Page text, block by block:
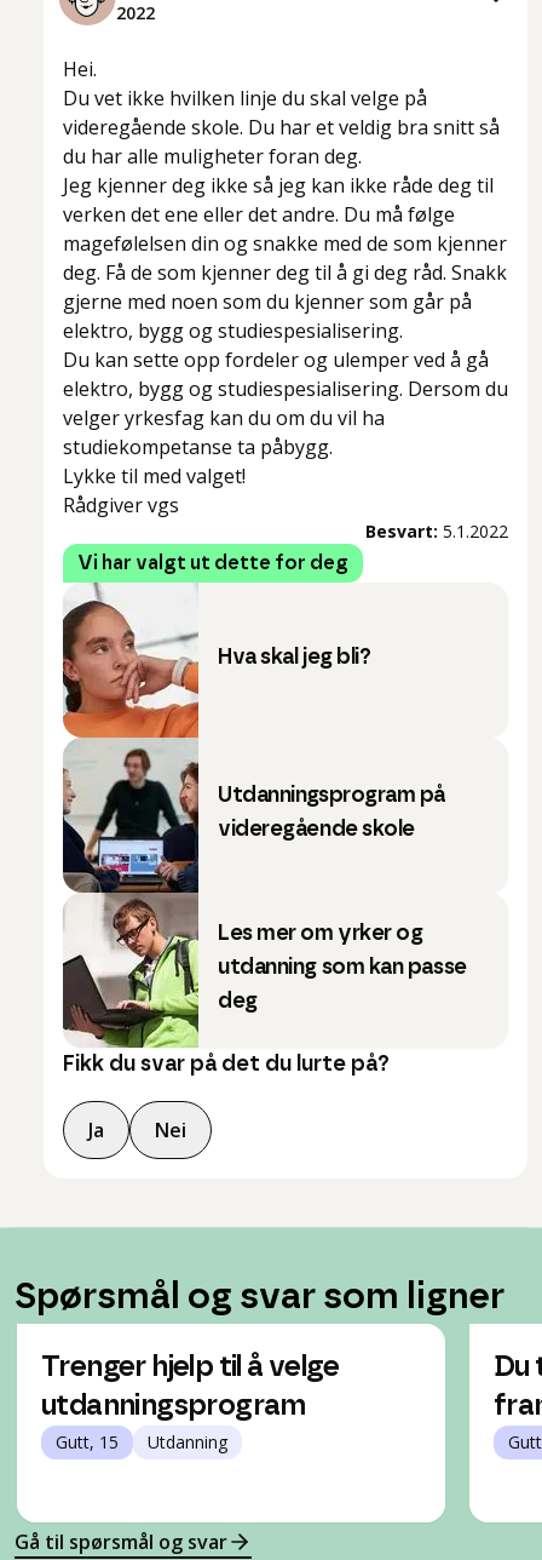
2022
Hei.
Du vet ikke hvilken linje du skal velge på
videregående skole. Du har et veldig bra snitt så
du har alle muligheter foran deg.
Jeg kjenner deg ikke så jeg kan ikke råde deg til
verken det ene eller det andre. Du må følge
magefølelsen din og snakke med de som kjenner
deg. Få de som kjenner deg til å gi deg råd. Snakk
gjerne med noen som du kjenner som går på
elektro, bygg og studiespesialisering.
Du kan sette opp fordeler og ulemper ved å gå
elektro, bygg og studiespesialisering. Dersom du
velger yrkesfag kan du om du vil ha
studiekompetanse ta påbygg.
Lykke til med valget!
Rådgiver vgs
Besvart: 5.1.2022
Vi har valgt ut dette for deg
Hva skal jeg bli?
Utdanningsprogram på
videregående skole
Les mer om yrker og
utdanning som kan passe
deg
Fikk du svar på det du lurte på?
Ja Nei
Spørsmål og svar som ligner
Trenger hjelp til å velge
utdanningsprogram
Gutt, 15 Utdanning
Du
Gå til spørsmål og svar